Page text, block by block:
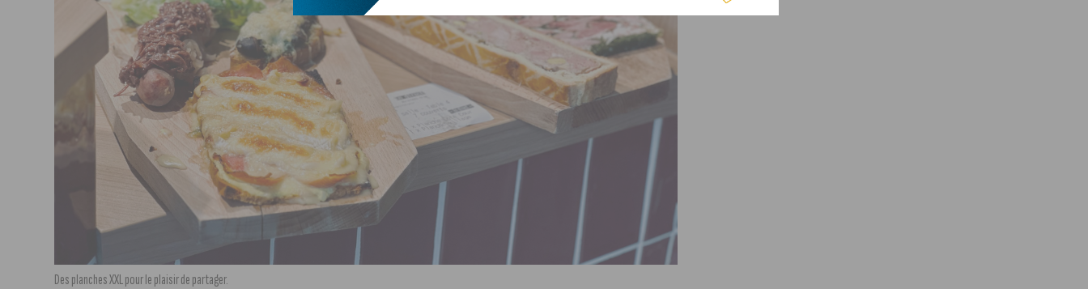
Des planches XXL pour le plaisir de partager.